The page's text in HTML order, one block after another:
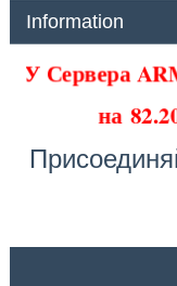
Information
У Сервера
на